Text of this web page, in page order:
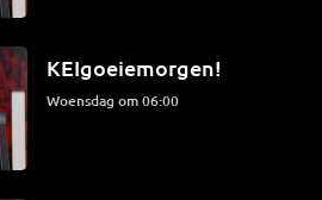
KEIgoeiemorgen!
woensdag om 06:00